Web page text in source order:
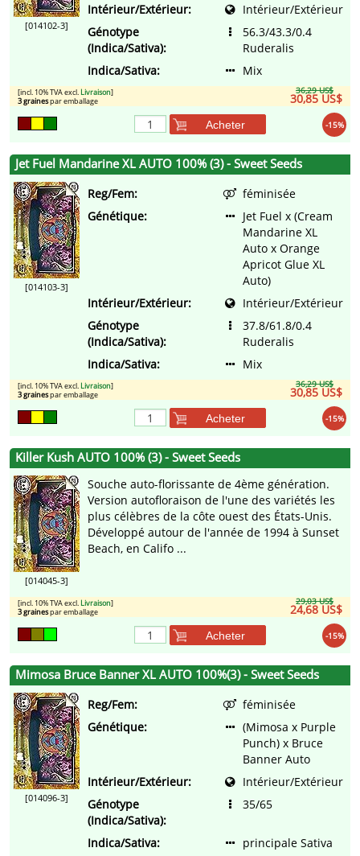
[014102-3]
Intérieur/Extérieur:
Intérieur/Extérieur
Génotype
(Indica/Sativa):
56.3/43.3/0.4
Ruderalis
Indica/Sativa:
Mix
36,29 US$
30,85 US$
[incl. 10% TVA excl. Livraison]
3 grainespar emballage
-15%
Acheter
Jet Fuel Mandarine XL AUTO 100% (3) - Sweet Seeds
[014103-3]
Reg/Fem:
féminisée
Génétique:
Jet Fuel x (Cream
Mandarine XL
Auto x Orange
Apricot Glue XL
Auto)
Intérieur/Extérieur:
Intérieur/Extérieur
Génotype
(Indica/Sativa):
37.8/61.8/0.4
Ruderalis
Indica/Sativa:
Mix
36,29 US$
30,85 US$
[incl. 10% TVA excl. Livraison]
3 grainespar emballage
-15%
Acheter
Killer Kush AUTO 100% (3) - Sweet Seeds
[014045-3]
Souche auto-florissante de 4ème génération.
Version autofloraison de l'une des variétés les
plus célèbres de la côte ouest des États-Unis.
Développé autour de l'année de 1994 à Sunset
Beach, en Califo ...
29,03 US$
24,68 US$
[incl. 10% TVA excl. Livraison]
3 grainespar emballage
-15%
Acheter
Mimosa Bruce Banner XL AUTO 100%(3) - Sweet Seeds
[014096-3]
Reg/Fem:
féminisée
Génétique:
(Mimosa x Purple
Punch) x Bruce
Banner Auto
Intérieur/Extérieur:
Intérieur/Extérieur
Génotype
(Indica/Sativa):
35/65
Indica/Sativa: principale Sativa